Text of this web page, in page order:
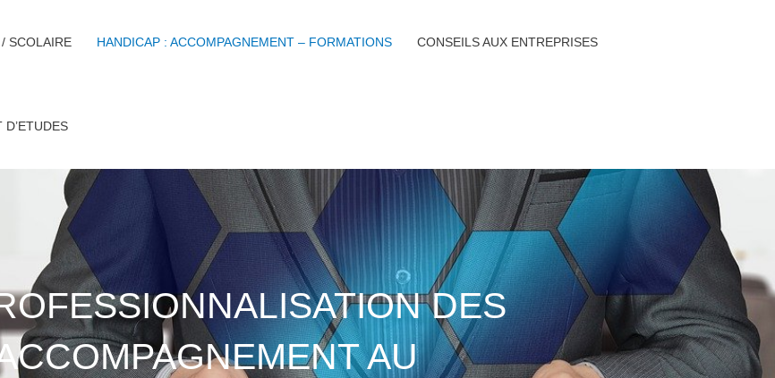
SCOLAIRE HANDICAP : ACCOMPAGNEMENT – FORMATIONS CONSEILS AUX ENTREPRISES
D’ETUDES
DES
AU